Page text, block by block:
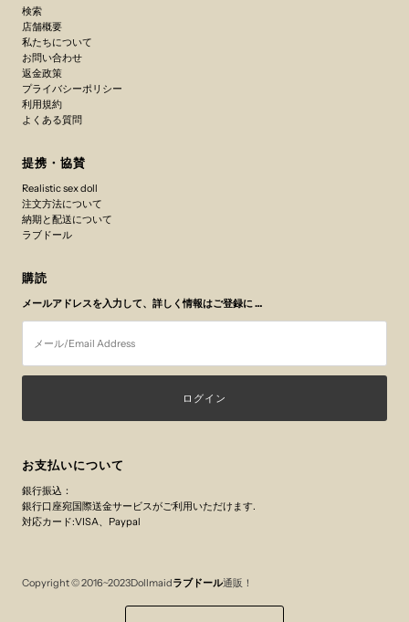
検索
店舗概要
私たちについて
お問い合わせ
返金政策
プライバシーポリシー
利用規約
よくある質問
提携・協賛
Realistic sex doll
注文方法について
納期と配送について
ラブドール
購読
メールアドレスを入力して、詳しく情報はご登録に …
Address
お支払いについて
銀行振込：
銀行口座宛国際送金サービスがご利用いただけます.
対応カード:VISA、Paypal
Copyright © 2016~2023Dollmaidラブドール通販！
Currency